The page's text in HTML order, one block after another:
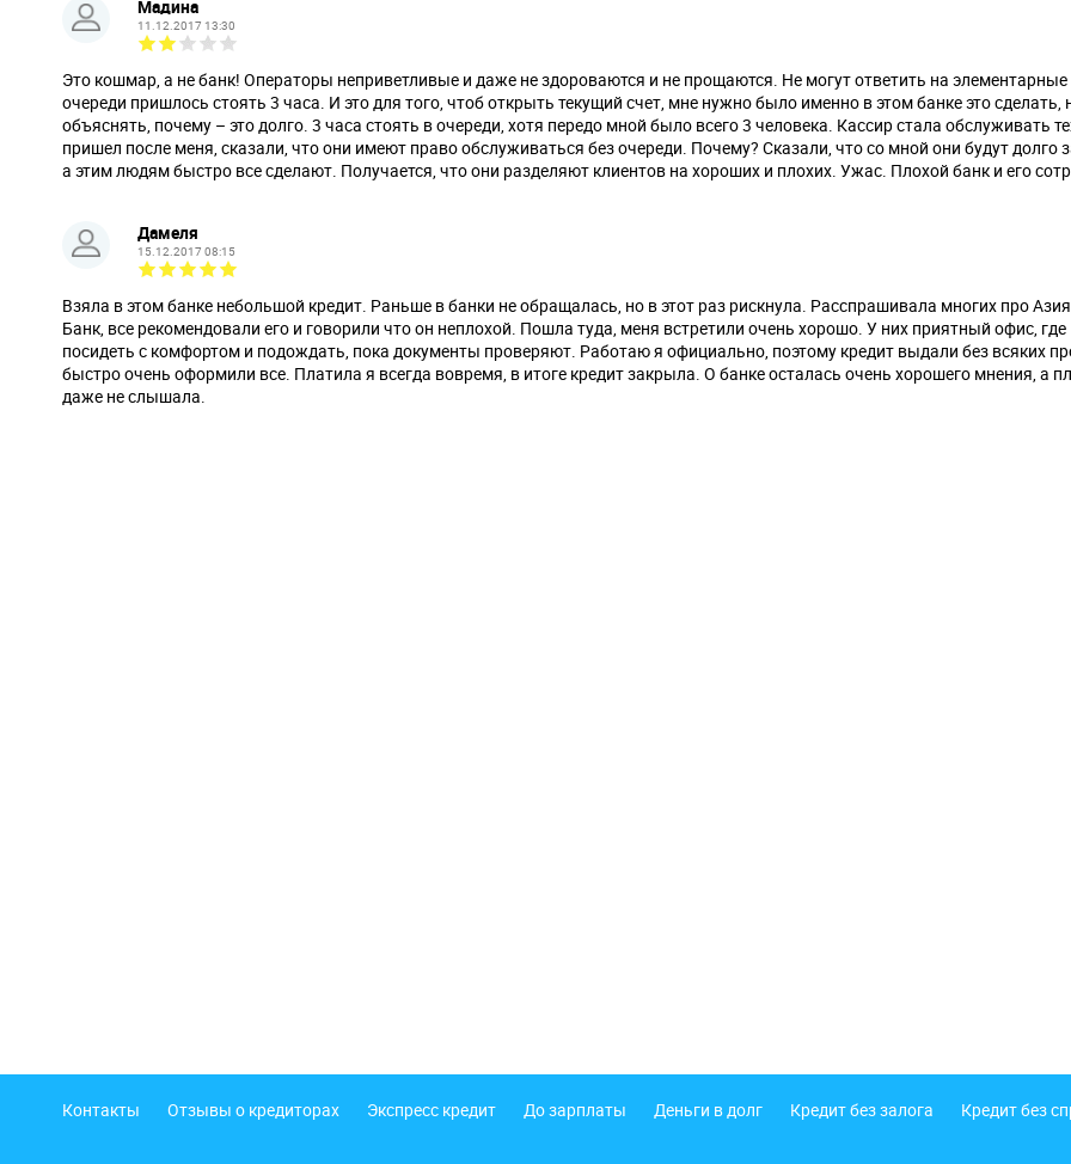
Мадина
11.12.2017 13:30
Это кошмар, а не банк! Операторы неприветливые и даже не здороваются и не прощаются. Не могут ответить на
очереди пришлось стоять 3 часа. И это для того, чтоб открыть текущий счет, мне нужно было именно в этом банке это сделать,
объяснять, почему – это долго. 3 часа стоять в очереди, хотя передо мной было всего 3 человека. Кассир стала обслуживать
пришел после меня, сказали, что они имеют право обслуживаться без очереди. Почему? Сказали, что со мной они будут долго
а этим людям быстро все сделают. Получается, что они разделяют клиентов на хороших и плохих. Ужас. Плохой банк и его
Дамеля
15.12.2017 08:15
Взяла в этом банке небольшой кредит. Раньше в банки не обращалась, но в этот раз рискнула. Расспрашивала многих про
Банк, все рекомендовали его и говорили что он неплохой. Пошла туда, меня встретили очень хорошо. У них приятный офис,
посидеть с комфортом и подождать, пока документы проверяют. Работаю я официально, поэтому кредит выдали без всяких
быстро очень оформили все. Платила я всегда вовремя, в итоге кредит закрыла. О банке осталась очень хорошего мнения, а
даже не слышала.
Подвал
Контакты Отзывы о кредиторах Экспресс кредит До зарплаты Деньги в долг Кредит без залога Кредит без